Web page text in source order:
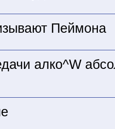
Пеймона
алко^W